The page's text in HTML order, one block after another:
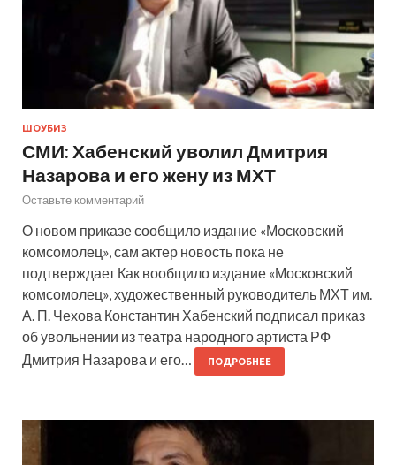
ШОУБИЗ
СМИ: Хабенский уволил Дмитрия
Назарова и его жену из МХТ
Оставьте комментарий
О новом приказе сообщило издание «Московский
комсомолец», сам актер новость пока не
подтверждает Как вообщило издание «Московский
комсомолец», художественный руководитель МХТ им.
А. П. Чехова Константин Хабенский подписал приказ
об увольнении из театра народного артиста РФ
Дмитрия Назарова и его…
ПОДРОБНЕЕ